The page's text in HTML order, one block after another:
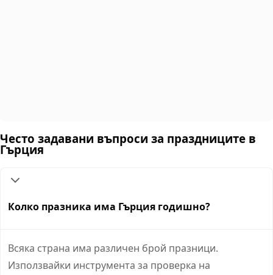
Често задавани въпроси за праздниците в
Гърция
Колко празника има Гърция годишно?
Всяка страна има различен брой празници.
Използвайки инструмента за проверка на